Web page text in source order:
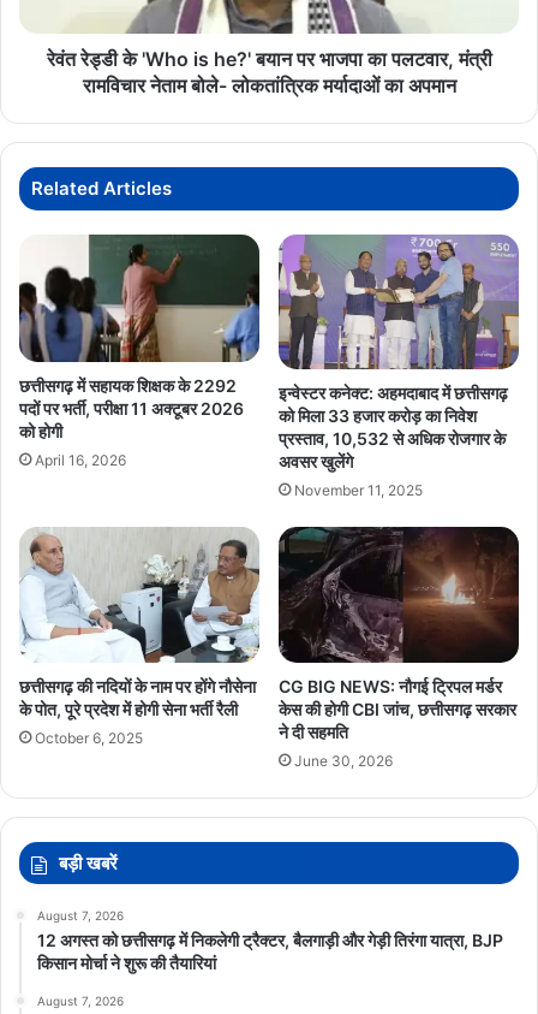
आरोप
भाजपा
रामविचार
बोले-
लोकतांत्रिक
अपमान
रेवंत रेड्डी के 'Who is he?' बयान पर भाजपा का पलटवार, मंत्री
रामविचार नेताम बोले- लोकतांत्रिक मर्यादाओं का अपमान
Related Articles
छत्तीसगढ़ में सहायक शिक्षक के 2292
पदों पर भर्ती, परीक्षा 11 अक्टूबर 2026
को होगी
April 16, 2026
इन्वेस्टर कनेक्ट: अहमदाबाद में छत्तीसगढ़
को मिला 33 हजार करोड़ का निवेश
प्रस्ताव, 10,532 से अधिक रोजगार के
अवसर खुलेंगे
November 11, 2025
छत्तीसगढ़ की नदियों के नाम पर होंगे नौसेना
के पोत, पूरे प्रदेश में होगी सेना भर्ती रैली
October 6, 2025
CG BIG NEWS: नौगई ट्रिपल मर्डर
केस की होगी CBI जांच, छत्तीसगढ़ सरकार
ने दी सहमति
June 30, 2026
बड़ी खबरें
August 7, 2026
12 अगस्त को छत्तीसगढ़ में निकलेगी ट्रैक्टर, बैलगाड़ी और गेड़ी तिरंगा यात्रा, BJP
किसान मोर्चा ने शुरू की तैयारियां
August 7, 2026